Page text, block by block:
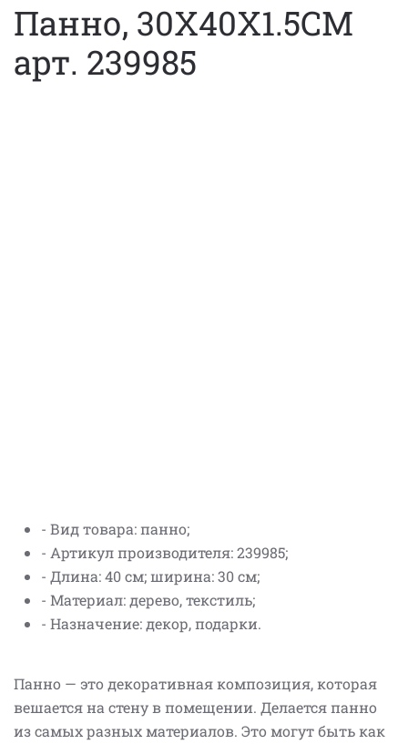
Панно, 30X40X1.5CM
арт. 239985
- Вид товара: панно;
- Артикул производителя: 239985;
- Длина: 40 см; ширина: 30 см;
- Материал: дерево, текстиль;
- Назначение: декор, подарки.
Панно — это декоративная композиция, которая
вешается на стену в помещении. Делается панно
из самых разных материалов. Это могут быть как